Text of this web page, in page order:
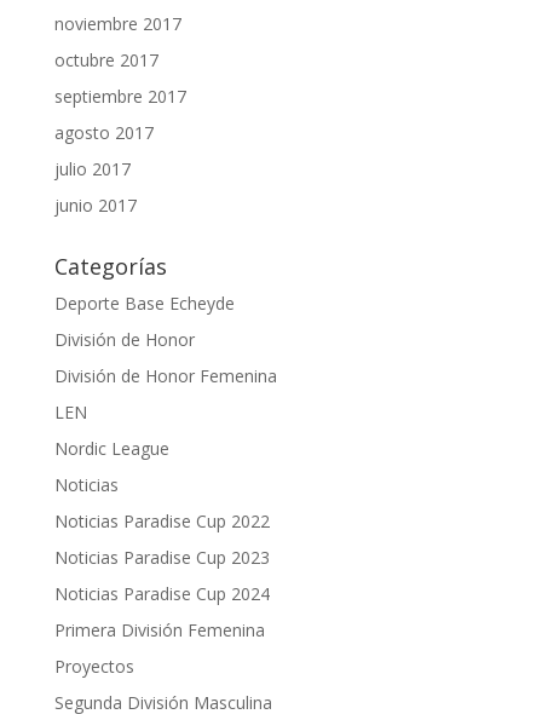
noviembre 2017
octubre 2017
septiembre 2017
agosto 2017
julio 2017
junio 2017
Categorías
Deporte Base Echeyde
División de Honor
División de Honor Femenina
LEN
Nordic League
Noticias
Noticias Paradise Cup 2022
Noticias Paradise Cup 2023
Noticias Paradise Cup 2024
Primera División Femenina
Proyectos
Segunda División Masculina